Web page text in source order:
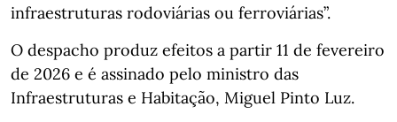
infraestruturas rodoviárias ou ferroviárias”.
O despacho produz efeitos a partir 11 de fevereiro
de 2026 e é assinado pelo ministro das
Infraestruturas e Habitação, Miguel Pinto Luz.